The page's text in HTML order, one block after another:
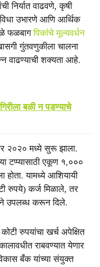
निर्यात वाढवणे, कृषी
उभारणे आणि आर्थिक
फळबागपिकांचे मूल्यवर्धन
गुंतवणुकीला चालना
वाढण्याची शक्यता आहे.
बळी न पडण्याचे
२०२० मध्ये सुरू झाला.
टप्प्यासाठी एकूण १,०००
होता. यामध्ये आशियायी
रुपये) कर्ज मिळाले, तर
उपलब्ध करून दिले.
रुपयांचा खर्च अपेक्षित
राबवण्यात येणार
बँक यांच्या संयुक्त